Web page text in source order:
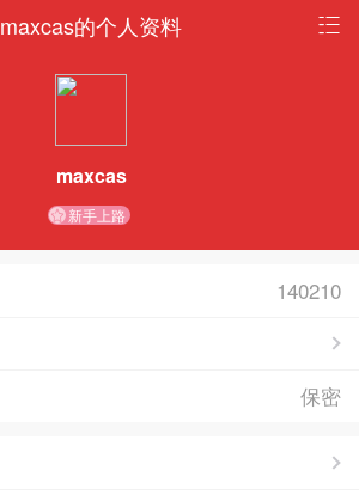
maxcas的个人资料
maxcas
新手上路
140210
保密